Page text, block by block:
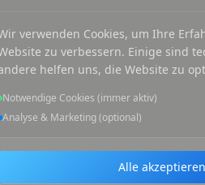
verwenden Cookies, um Ihre
zu verbessern. Einige sind
helfen uns, die Website zu
Notwendige Cookies (immer aktiv)
Analyse & Marketing (optional)
Alle akzeptieren